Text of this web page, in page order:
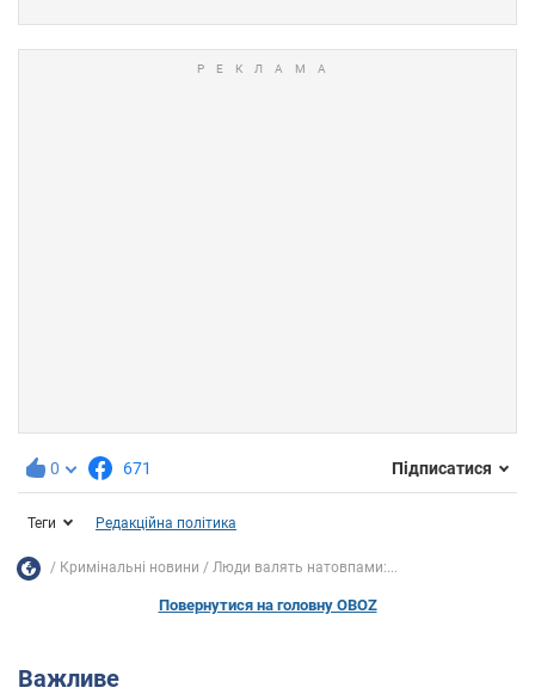
0 671 Підписатися
Теги Редакційна політика
Кримінальні новини Люди валять натовпами:...
Повернутися на головну OBOZ
Важливе